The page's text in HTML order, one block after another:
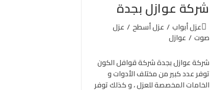
شركة عوازل بجدة
عزل أبواب / عزل أسطح / عزل
صوت / عوازل
شركة عوازل بجدة شركة قوافل الكون
توفر عدد كبير من مختلف الأدوات و
الخامات المخصصة للعزل ، و كذلك توفر